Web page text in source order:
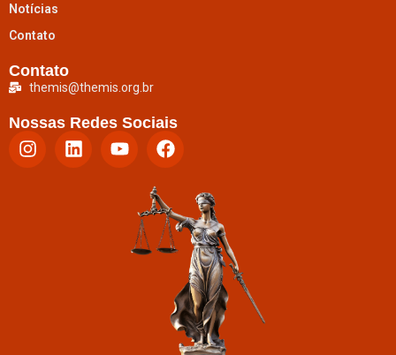
Notícias
Contato
Contato
themis@themis.org.br
Nossas Redes Sociais